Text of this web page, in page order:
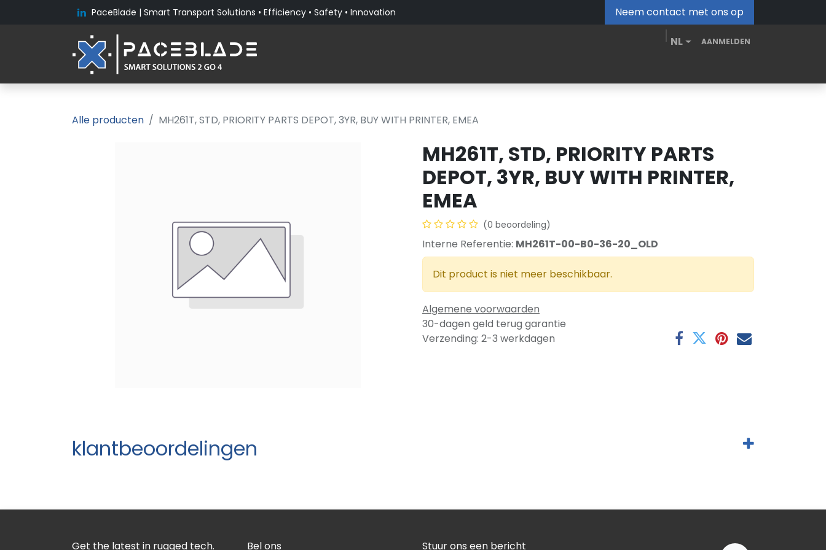
PaceBlade | Smart Transport Solutions • Efficiency • Safety • Innovation Neem contact met ons op
NL AANMELDEN
Alle producten MH261T, STD, PRIORITY PARTS DEPOT, 3YR, BUY WITH PRINTER, EMEA
MH261T, STD, PRIORITY PARTS
DEPOT, 3YR, BUY WITH PRINTER,
EMEA
(0 beoordeling)
Interne Referentie: MH261T-00-B0-36-20_OLD
Dit product is niet meer beschikbaar.
Algemene voorwaarden
30-dagen geld terug garantie
Verzending: 2-3 werkdagen
klantbeoordelingen
Get the latest in rugged tech. Bel ons Stuur ons een bericht